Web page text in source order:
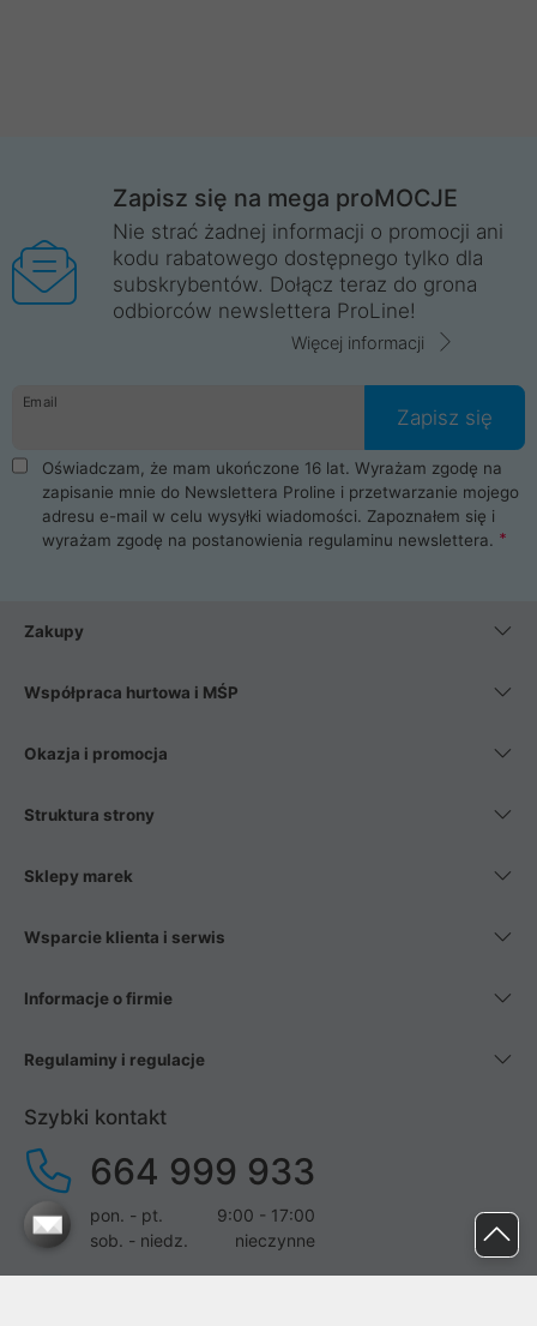
Zapisz się na mega proMOCJE
Nie strać żadnej informacji o promocji ani
kodu rabatowego dostępnego tylko dla
subskrybentów. Dołącz teraz do grona
odbiorców newslettera ProLine!
Więcej informacji
Email
Zapisz się
Oświadczam, że mam ukończone 16 lat. Wyrażam zgodę na
zapisanie mnie do Newslettera Proline i przetwarzanie mojego
adresu e-mail w celu wysyłki wiadomości. Zapoznałem się i
wyrażam zgodę na postanowienia regulaminu newslettera.
Zakupy
Współpraca hurtowa i MŚP
Okazja i promocja
Struktura strony
Sklepy marek
Wsparcie klienta i serwis
Informacje o firmie
Regulaminy i regulacje
Szybki kontakt
664 999 933
pon. - pt.
9:00 - 17:00
sob. - niedz.
nieczynne